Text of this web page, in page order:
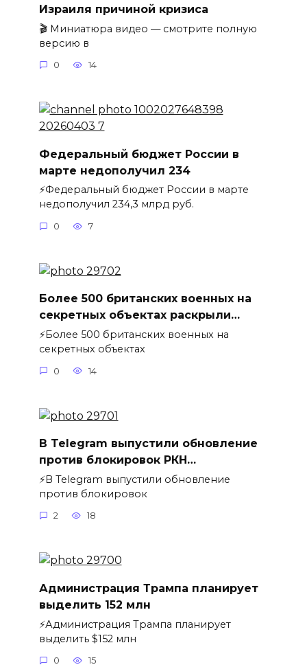
Израиля причиной кризиса
🎬 Миниатюра видео — смотрите полную
версию в
0 14
Федеральный бюджет России в
марте недополучил 234
⚡️Федеральный бюджет России в марте
недополучил 234,3 млрд руб.
0 7
Более 500 британских военных на
секретных объектах раскрыли…
⚡️Более 500 британских военных на
секретных объектах
0 14
В Telegram выпустили обновление
против блокировок РКН…
⚡️В Telegram выпустили обновление
против блокировок
2 18
Администрация Трампа планирует
выделить 152 млн
⚡️Администрация Трампа планирует
выделить $152 млн
0 15